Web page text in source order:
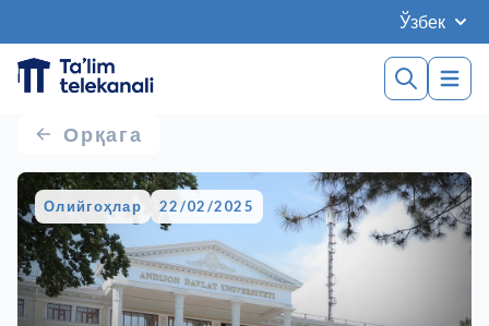
Ўзбек
Орқага
Олийгоҳлар 22/02/2025